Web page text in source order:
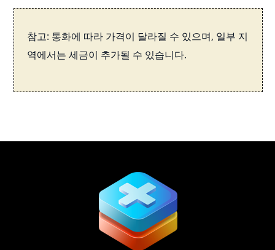
참고: 통화에 따라 가격이 달라질 수 있으며, 일부 지
역에서는 세금이 추가될 수 있습니다.